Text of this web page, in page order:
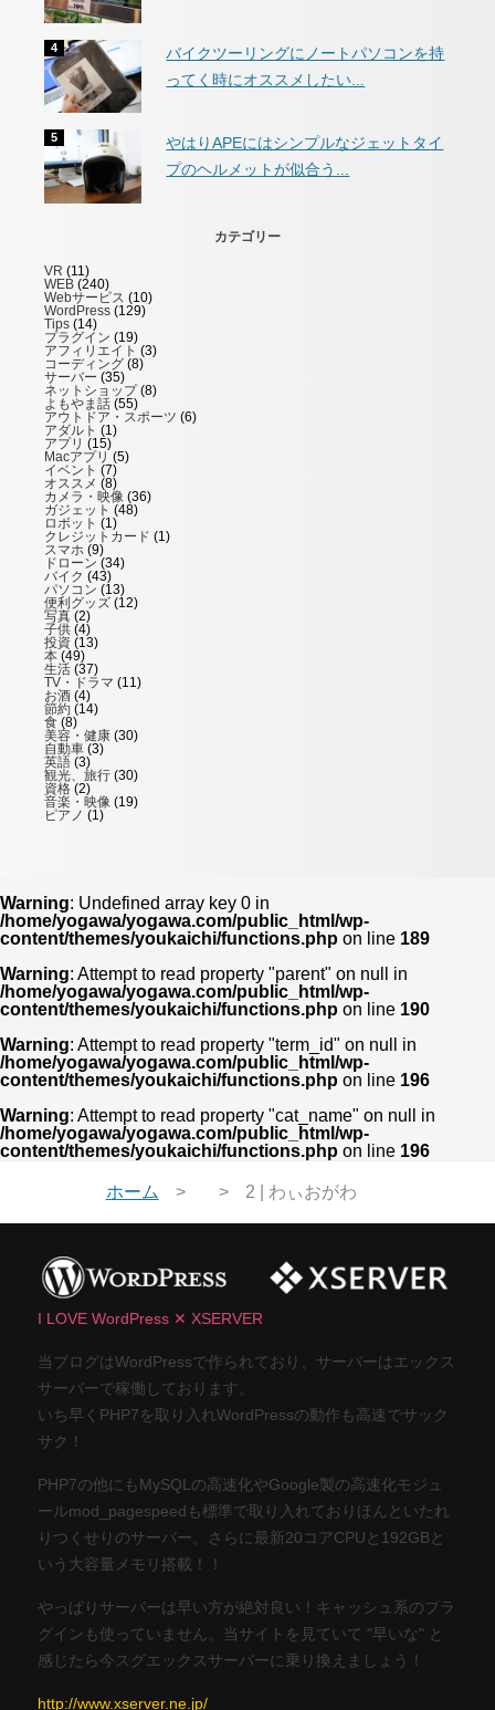
バイクツーリングにノートパソコンを持
ってく時にオススメしたい...
やはりAPEにはシンプルなジェットタイ
プのヘルメットが似合う...
カテゴリー
VR (11)
WEB (240)
Webサービス (10)
WordPress (129)
Tips (14)
プラグイン (19)
アフィリエイト (3)
コーディング (8)
サーバー (35)
ネットショップ(8)
よもやま話 (55)
アウトドア・スポーツ (6)
アダルト (1)
アプリ (15)
Macアプリ (5)
イベント (7)
オススメ (8)
カメラ・映像 (36)
ガジェット (48)
ロボット (1)
クレジットカード (1)
スマホ (9)
ドローン (34)
バイク (43)
パソコン (13)
便利グッズ (12)
写真 (2)
子供 (4)
投資 (13)
本 (49)
生活 (37)
TV・ドラマ (11)
お酒 (4)
節約 (14)
食 (8)
美容・健康 (30)
自動車 (3)
英語 (3)
観光、旅行 (30)
資格 (2)
音楽・映像 (19)
ピアノ (1)
Warning: Undefined array key 0 in
/home/yogawa/yogawa.com/public_html/wp-
content/themes/youkaichi/functions.php on line 189
Warning: Attempt to read property "parent" on null in
/home/yogawa/yogawa.com/public_html/wp-
content/themes/youkaichi/functions.php on line 190
Warning: Attempt to read property "term_id" on null in
/home/yogawa/yogawa.com/public_html/wp-
content/themes/youkaichi/functions.php on line 196
Warning: Attempt to read property "cat_name" on null in
/home/yogawa/yogawa.com/public_html/wp-
content/themes/youkaichi/functions.php on line 196
ホーム 2 | わぃおがわ
I LOVE WordPress ✕ XSERVER
当ブログはWordPressで作られており、サーバーはエックス
サーバーで稼働しております。
いち早くPHP7を取り入れWordPressの動作も高速でサック
サク！
PHP7の他にもMySQLの高速化やGoogle製の高速化モジュ
ールmod_pagespeedも標準で取り入れておりほんといたれ
りつくせりのサーバー。さらに最新20コアCPUと192GBと
いう大容量メモリ搭載！！
やっぱりサーバーは早い方が絶対良い！キャッシュ系のプラ
グインも使っていません。当サイトを見ていて "早いな" と
感じたら今スグエックスサーバーに乗り換えましょう！
http://www.xserver.ne.jp/